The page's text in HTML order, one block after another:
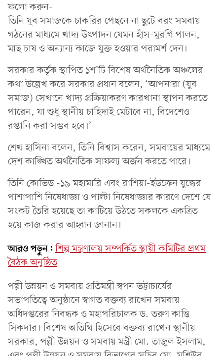
ফলো করুন-
তিনি যুব সমাজকে চাকরির পেছনে না ছুটে বরং সমবায়
গঠনের মাধ্যমে খাদ্য উৎপাদন যেমন হাঁস-মুরগি পালন,
মাছ চাষ ও অন্যান্য কাজে যুক্ত হওয়ার পরামর্শ দেন।
সরকার কর্তৃক স্থাপিত ১শ’টি বিশেষ অর্থনৈতিক অঞ্চলের
কথা উল্লেখ করে সরকার প্রধান বলেন, ‘আপনারা (যুব
সমাজ) সেখানে খাদ্য প্রক্রিয়াকরণ কারখানা স্থাপন করতে
পারেন, যা শুধু স্থানীয় চাহিদাই মেটাবে না, বিদেশেও
রপ্তানি করা সম্ভব হবে।’
শেখ হাসিনা বলেন, তিনি বিশ্বাস করেন, সমবায়ের মাধ্যমে
দেশ কাঙ্খিত অর্থনৈতিক সাফল্য অর্জন করতে পারে।
তিনি কোভিড -১৯ মহামারি এবং রাশিয়া-ইউক্রেন যুদ্ধের
পাশাপাশি নিষেধাজ্ঞা ও পাল্টা নিষেধাজ্ঞার কারণে দেশে যে
সংকট তৈরি হয়েছে তা কাটিয়ে উঠতে সকলকে একত্রিত
হয়ে কাজ করার আহ্বান জানান।
আরও পড়ুন: শিল্প মন্ত্রণালয় সম্পর্কিত স্থায়ী কমিটির প্রথম
বৈঠক অনুষ্ঠিত
পল্লী উন্নয়ন ও সমবায় প্রতিমন্ত্রী স্বপন ভট্টাচার্যের
সভাপতিত্বে অনুষ্ঠানে স্বাগত বক্তব্য রাখেন সমবায়
অধিদপ্তরের নিবন্ধক ও মহাপরিচালক ড. তরুণ কান্তি
সিকদার। বিশেষ অতিথি হিসেবে বক্তব্য রাখেন স্থানীয়
সরকার, পল্লী উন্নয়ন ও সমবায় মন্ত্রী মো. তাজুল ইসলাম,